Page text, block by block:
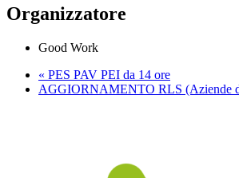
Organizzatore
Good Work
« PES PAV PEI da 14 ore
AGGIORNAMENTO RLS (Aziende